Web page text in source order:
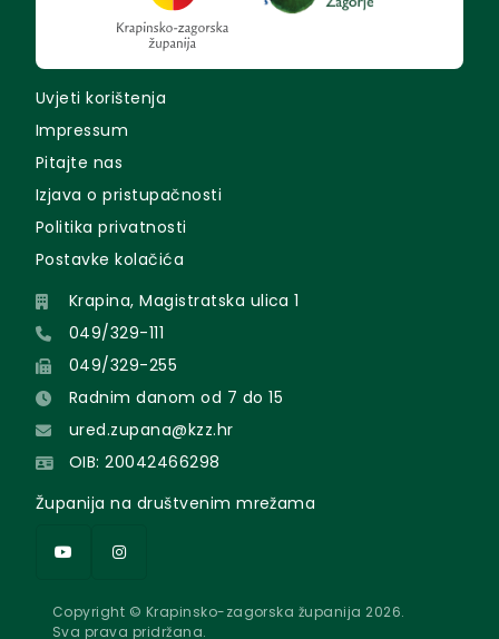
Uvjeti korištenja
Impressum
Pitajte nas
Izjava o pristupačnosti
Politika privatnosti
Postavke kolačića
Krapina, Magistratska ulica 1
049/329-111
049/329-255
Radnim danom od 7 do 15
ured.zupana@kzz.hr
OIB: 20042466298
Županija na društvenim mrežama
Copyright © Krapinsko-zagorska županija 2026.
Sva prava pridržana.